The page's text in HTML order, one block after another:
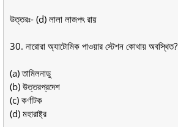
উত্তরঃ- (d) লালা লাজপৎ রায়
30. নারোরা অ্যাটোমিক পাওয়ার স্টেশন কোথায় অবস্থিত?
(a) তামিলনাডু
(b) উত্তরপ্রদেশ
(c) কর্ণাটক
(d) মহারাষ্ট্র